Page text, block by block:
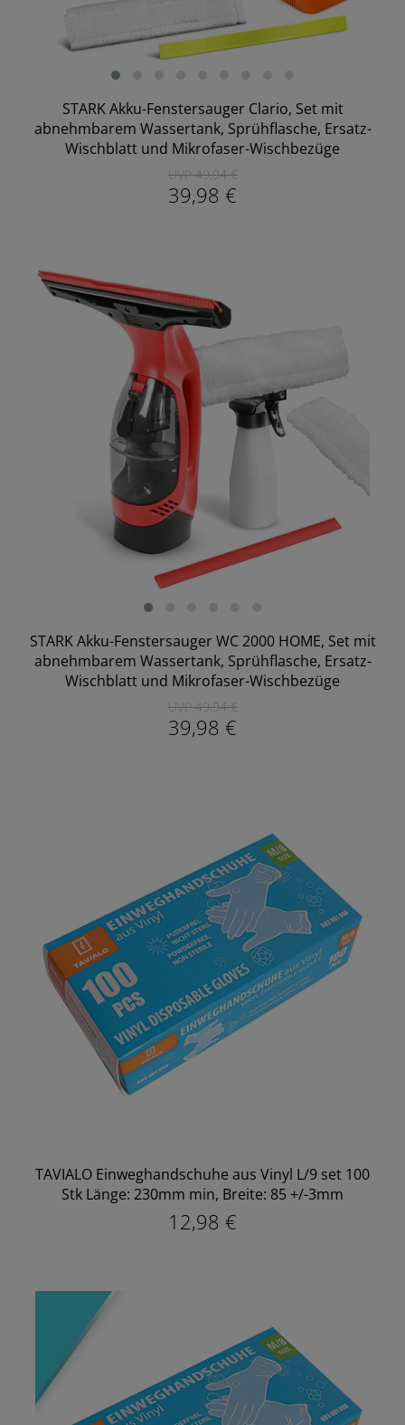
STARK Akku-Fenstersauger Clario, Set mit
abnehmbarem Wassertank, Sprühflasche, Ersatz-
Wischblatt und Mikrofaser-Wischbezüge
UVP 49,94 €
39,98 €
STARK Akku-Fenstersauger WC 2000 HOME, Set mit
abnehmbarem Wassertank, Sprühflasche, Ersatz-
Wischblatt und Mikrofaser-Wischbezüge
UVP 49,94 €
39,98 €
TAVIALO Einweghandschuhe aus Vinyl L/9 set 100
Stk Länge: 230mm min, Breite: 85 +/-3mm
12,98 €